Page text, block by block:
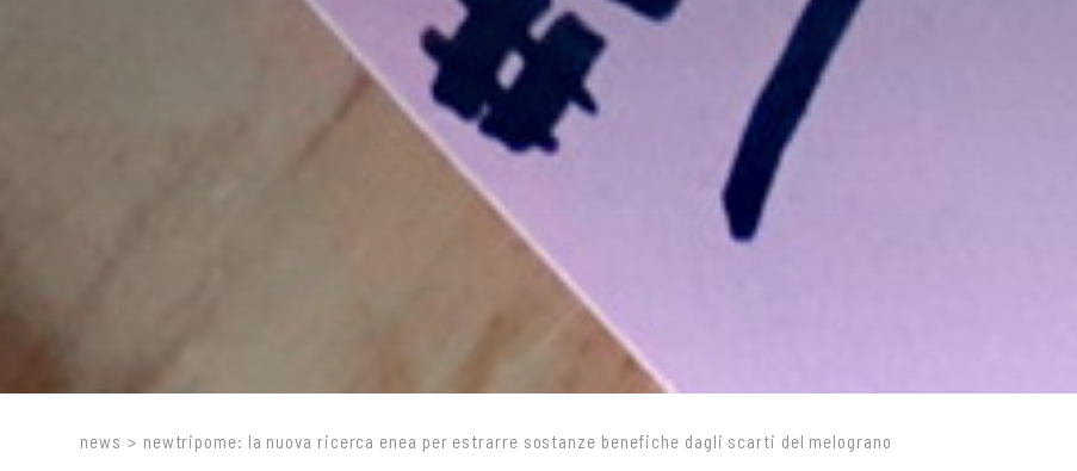
news > newtripome: la nuova ricerca enea per estrarre sostanze benefiche dagli scarti del melograno